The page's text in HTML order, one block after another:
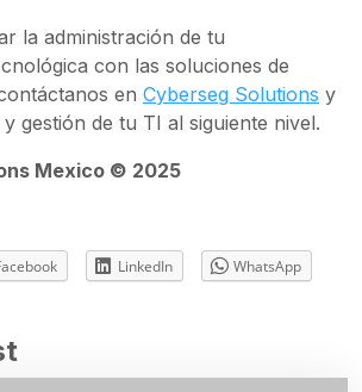
la administración de tu
con las soluciones de
en Cyberseg Solutions y
gestión de tu TI al siguiente nivel.
Mexico © 2025
LinkedIn WhatsApp